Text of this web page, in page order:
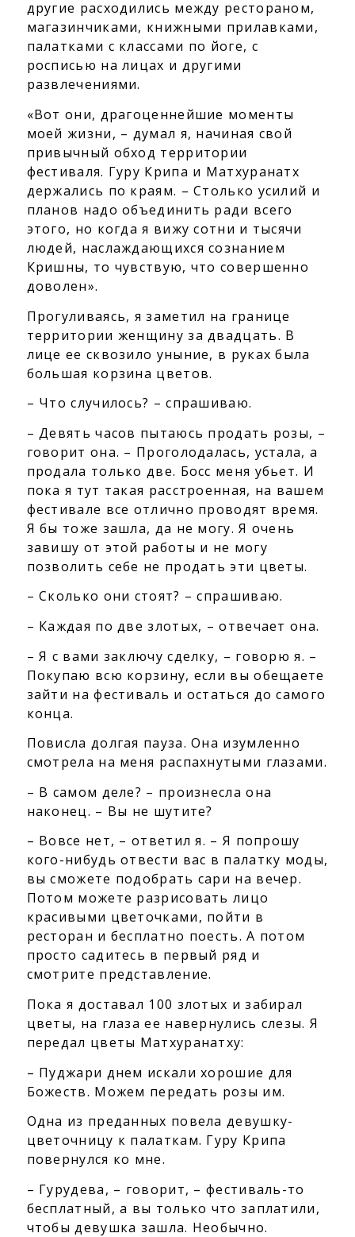
другие расходились между рестораном,
магазинчиками, книжными прилавками,
палатками с классами по йоге, с
росписью на лицах и другими
развлечениями.
«Вот они, драгоценнейшие моменты
моей жизни, – думал я, начиная свой
привычный обход территории
фестиваля. Гуру Крипа и Матхуранатх
держались по краям. – Столько усилий и
планов надо объединить ради всего
этого, но когда я вижу сотни и тысячи
людей, наслаждающихся сознанием
Кришны, то чувствую, что совершенно
доволен».
Прогуливаясь, я заметил на границе
территории женщину за двадцать. В
лице ее сквозило уныние, в руках была
большая корзина цветов.
– Что случилось? – спрашиваю.
– Девять часов пытаюсь продать розы, –
говорит она. – Проголодалась, устала, а
продала только две. Босс меня убьет. И
пока я тут такая расстроенная, на вашем
фестивале все отлично проводят время.
Я бы тоже зашла, да не могу. Я очень
завишу от этой работы и не могу
позволить себе не продать эти цветы.
– Сколько они стоят? – спрашиваю.
– Каждая по две злотых, – отвечает она.
– Я с вами заключу сделку, – говорю я. –
Покупаю всю корзину, если вы обещаете
зайти на фестиваль и остаться до самого
конца.
Повисла долгая пауза. Она изумленно
смотрела на меня распахнутыми глазами.
– В самом деле? – произнесла она
наконец. – Вы не шутите?
– Вовсе нет, – ответил я. – Я попрошу
кого-нибудь отвести вас в палатку моды,
вы сможете подобрать сари на вечер.
Потом можете разрисовать лицо
красивыми цветочками, пойти в
ресторан и бесплатно поесть. А потом
просто садитесь в первый ряд и
смотрите представление.
Пока я доставал 100 злотых и забирал
цветы, на глаза ее навернулись слезы. Я
передал цветы Матхуранатху:
– Пуджари днем искали хорошие для
Божеств. Можем передать розы им.
Одна из преданных повела девушку-
цветочницу к палаткам. Гуру Крипа
повернулся ко мне.
– Гурудева, – говорит, – фестиваль-то
бесплатный, а вы только что заплатили,
чтобы девушка зашла. Необычно.